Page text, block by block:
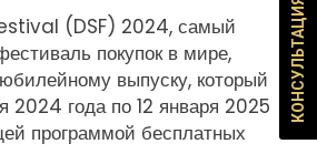
(DSF) 2024, самый
покупок в мире,
выпуску, который
2024 года по 12 января 2025
программой бесплатных
КОНСУЛЬТАЦИЯ